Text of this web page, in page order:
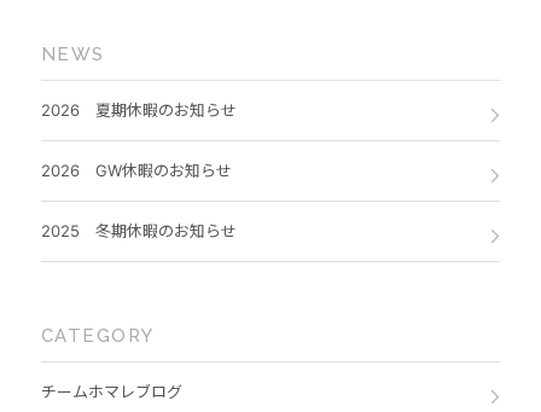
NEWS
2026 夏期休暇のお知らせ
2026 GW休暇のお知らせ
2025 冬期休暇のお知らせ
CATEGORY
チームホマレブログ